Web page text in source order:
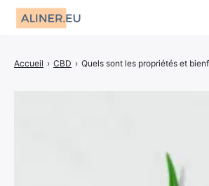
Accueil › CBD › Quels sont les propriétés et